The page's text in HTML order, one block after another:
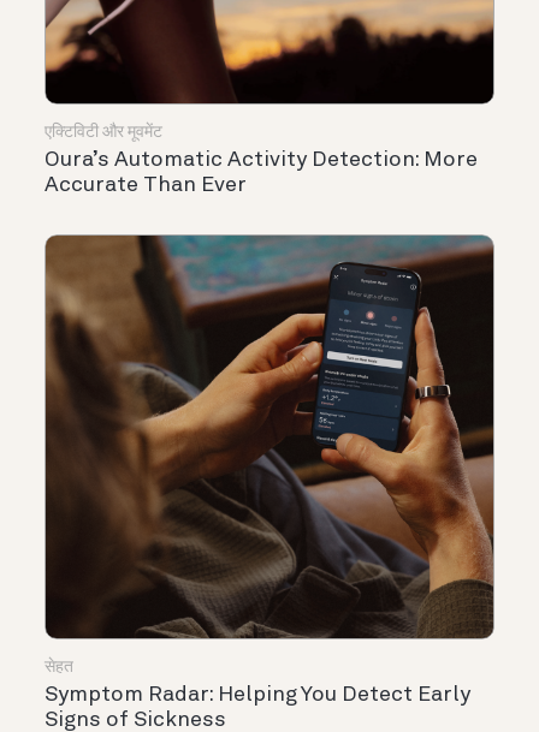
एक्टिविटी और मूवमेंट
Oura’s Automatic Activity Detection: More
Accurate Than Ever
सेहत
Symptom Radar: Helping You Detect Early
Signs of Sickness